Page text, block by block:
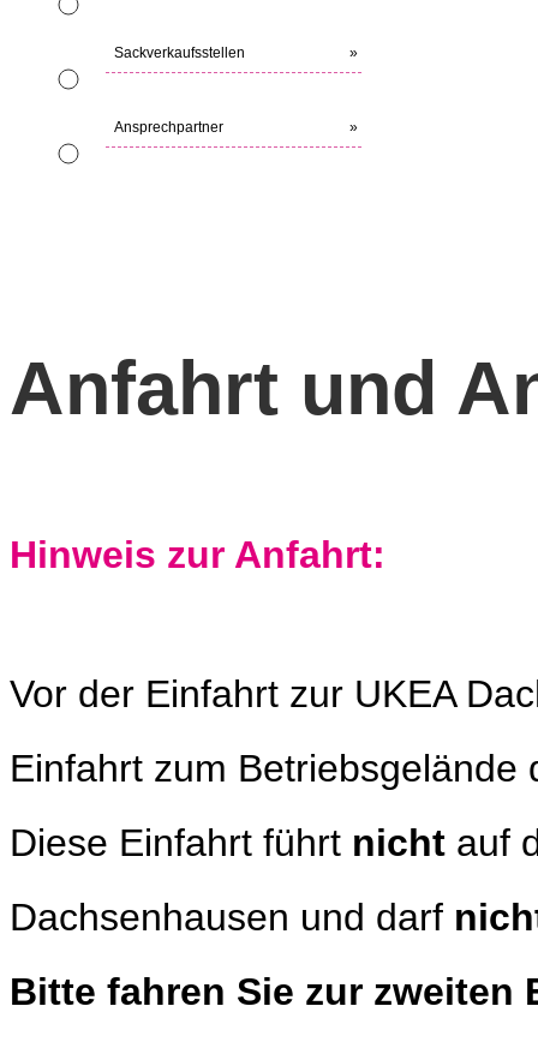
Sackverkaufsstellen »
Ansprechpartner »
Anfahrt und
Hinweis zur Anfahrt:
Vor der Einfahrt zur UKEA
Einfahrt zum Betriebsgelände
Diese Einfahrt führt nicht auf
Dachsenhausen und darf
Bitte fahren Sie zur zweiten